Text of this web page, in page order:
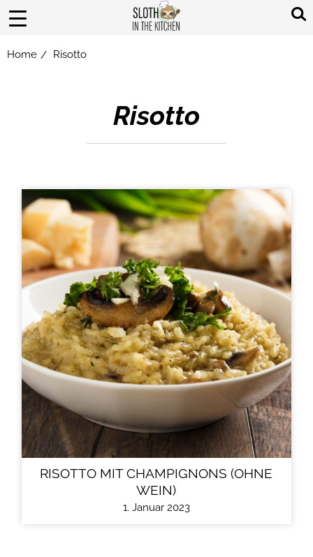
Home / Risotto
Risotto
RISOTTO MIT CHAMPIGNONS (OHNE
WEIN)
1. Januar 2023